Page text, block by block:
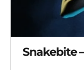
Snakebite